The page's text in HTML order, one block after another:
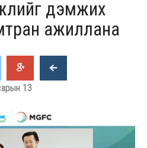
дэмжих
ажиллана
13